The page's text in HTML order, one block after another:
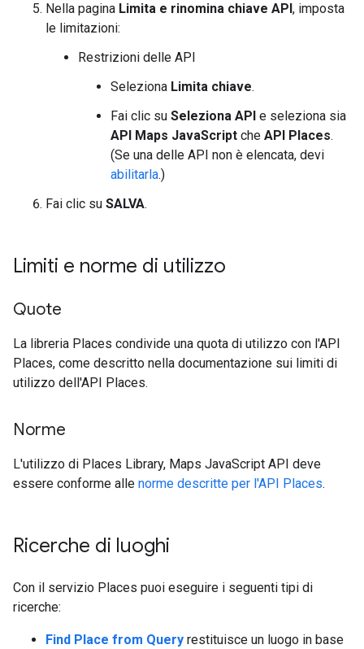
Nella pagina Limita e rinomina chiave API , imposta
le limitazioni:
Restrizioni delle API
Seleziona Limita chiave.
Fai clic su Seleziona API e seleziona sia
API Maps JavaScript che API Places.
(Se una delle API non è elencata, devi
abilitarla.)
Fai clic su SALVA.
Limiti e norme di utilizzo
Quote
La libreria Places condivide una quota di utilizzo con l'API
Places, come descritto nella documentazione sui limiti di
utilizzo dell'API Places.
Norme
L'utilizzo di Places Library, Maps JavaScript API deve
essere conforme alle norme descritte per l'API Places.
Ricerche di luoghi
Con il servizio Places puoi eseguire i seguenti tipi di
ricerche:
Find Place from Query restituisce un luogo in base